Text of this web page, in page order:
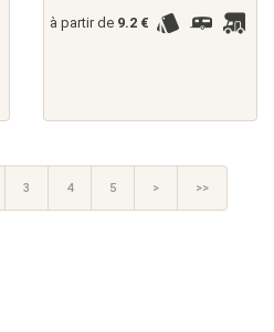
à partir de 9.2 €
3 4 5 > >>